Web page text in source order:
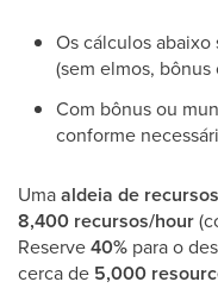
Os cálculos abaixo
(sem elmos, bônus
Com bônus ou
conforme
Umaaldeia de recursos
8,400 recursos/hour
Reserve40% para o
cerca de 5,000